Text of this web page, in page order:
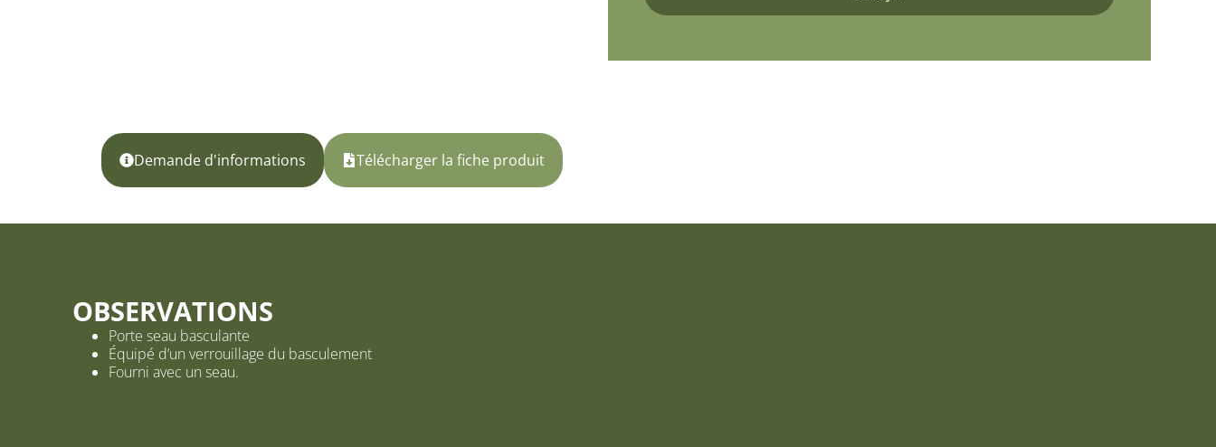
Demande d'informations Télécharger la fiche produit
OBSERVATIONS
Porte seau basculante
Équipé d’un verrouillage du basculement
Fourni avec un seau.